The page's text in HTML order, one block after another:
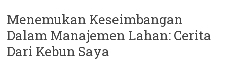
Menemukan Keseimbangan
Dalam Manajemen Lahan: Cerita
Dari Kebun Saya